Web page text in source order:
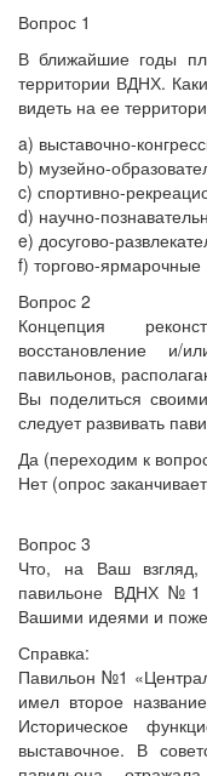
Вопрос 1
В ближайшие годы
территории ВДНХ.
видеть на ее
a) выставочно-
b) музейно-
c) спортивно-
d) научно-
e) досугово-
f) торгово-ярмарочные
Вопрос 2
Концепция
восстановление и/
павильонов,
Вы поделиться
следует развивать
Да (переходим к
Нет (опрос
Вопрос 3
Что, на Ваш
павильоне ВДНХ №1
Вашими идеями и
Справка:
Павильон №1
имел второе
Историческое
выставочное. В